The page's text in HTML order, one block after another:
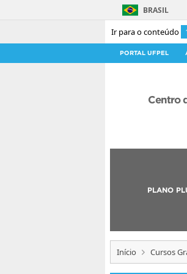
Ir para o conteúdo
BRASIL
PORTAL UFPEL
Centro
PLANO
Início Cursos